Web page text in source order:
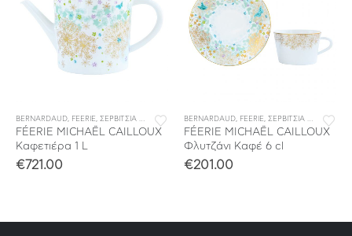
,ΣΕΡΒΙΤΣΙΑ ΦΑΓΗΤΟΥ
BERNARDAUD, FEERIE, ΣΕΡΒΙΤΣΙΑ ΠΟΡΣΕΛΑΝΗΣ ,ΣΕΡΒΙΤΣΙΑ ΦΑΓΗΤΟΥ
FÉERIE MICHAËL CAILLOUX
Καφετιέρα 1 L
€721.00
BERNARDAUD, FEERIE, ΣΕΡΒΙΤΣΙΑ ΠΟΡΣΕΛΑΝΗΣ
FÉERIE MICHAËL CAILLOUX
Φλυτζάνι Καφέ 6 cl
€201.00